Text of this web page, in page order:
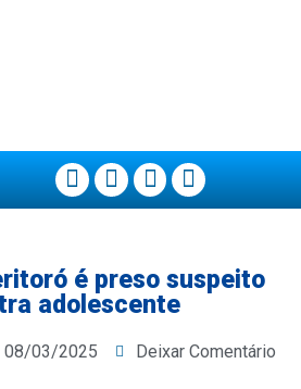
é preso suspeito
adolescente
08/03/2025 Deixar Comentário